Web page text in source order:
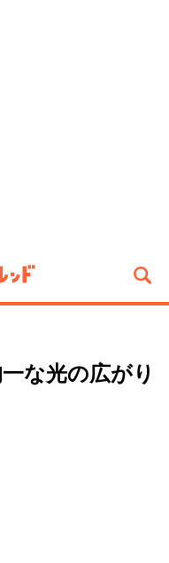
な光の広がり